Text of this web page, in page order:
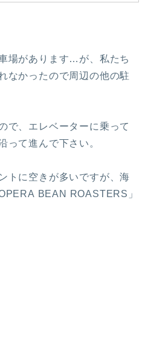
場があります…が、私たち
なかったので周辺の他の駐
で、エレベーターに乗って
って進んで下さい。
トに空きが多いですが、海
BEAN ROASTERS」